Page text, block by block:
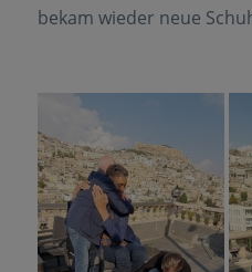
bekam wieder neue